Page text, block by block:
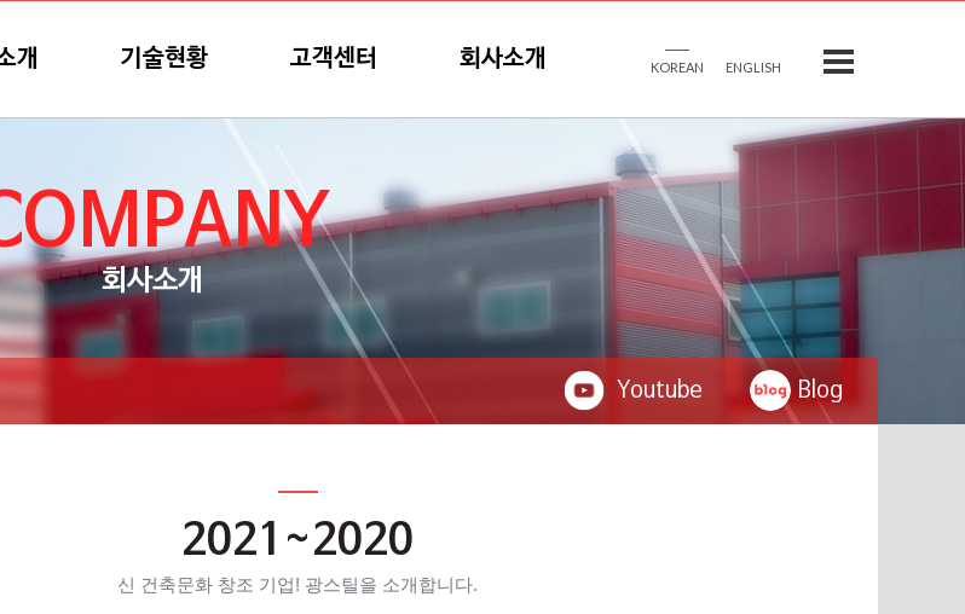
KOREAN ENGLISH
개 기술현황 고객센터 회사소개
회사소개
Youtube Blog
2021~2020
신 건축문화 창조 기업! 광스틸을 소개합니다.